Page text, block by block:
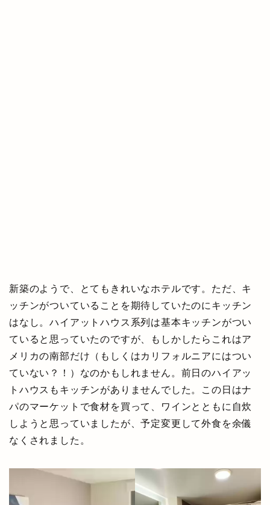
新築のようで、とてもきれいなホテルです。ただ、キ
ッチンがついていることを期待していたのにキッチン
はなし。ハイアットハウス系列は基本キッチンがつい
ていると思っていたのですが、もしかしたらこれはア
メリカの南部だけ（もしくはカリフォルニアにはつい
ていない？！）なのかもしれません。前日のハイアッ
トハウスもキッチンがありませんでした。この日はナ
パのマーケットで食材を買って、ワインとともに自炊
しようと思っていましたが、予定変更して外食を余儀
なくされました。